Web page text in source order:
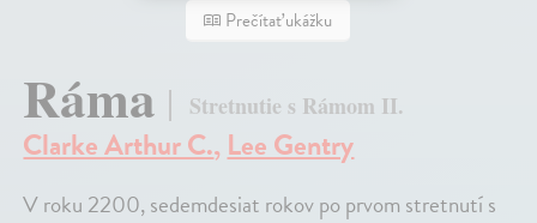
Prečítať ukážku
Ráma Stretnutie s Rámom II.
Clarke Arthur C., Lee Gentry
V roku 2200, sedemdesiat rokov po prvom stretnutí s